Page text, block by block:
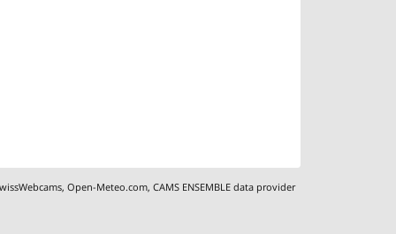
,Open-Meteo.com,CAMS ENSEMBLE data provider